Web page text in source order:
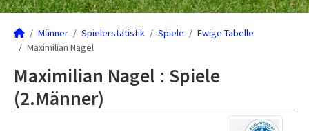
Männer Spielerstatistik Spiele
Ewige Tabelle
Maximilian Nagel
Maximilian Nagel : Spiele
(2.Männer)